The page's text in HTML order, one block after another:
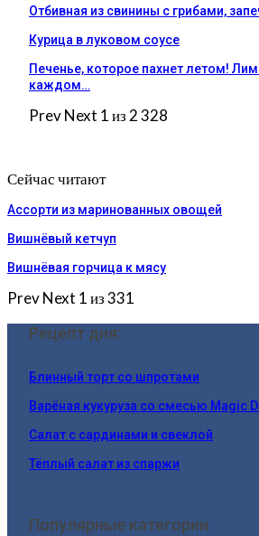
Отбивная из свинины с грибами,
Курица в луковом соусе
Печенье, которое пахнет летом!
каждом…
PrevNext 1 из 2 328
Сейчас читают
Ассорти из маринованных овощей
Вишнёвый кетчуп
Вишнёвая горчица к мясу
PrevNext 1 из 331
Рецепт дня:
Блинный торт со шпротами
Варёная кукуруза со смесью Magic
Салат с сардинами и свеклой
Тёплый салат из спаржи
Популярные категории